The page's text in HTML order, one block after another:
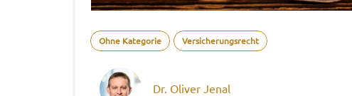
Ohne Kategorie Versicherungsrecht
Dr. Oliver Jenal